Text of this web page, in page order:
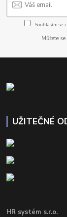
Souhlasím se
Můžete
UŽITEČNÉ
HR systém s.r.o.